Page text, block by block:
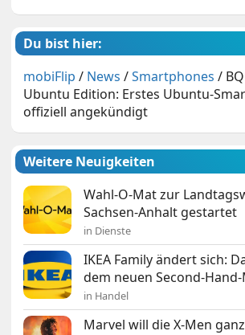
Du bist hier:
mobiFlip / News /Smartphones /
Ubuntu Edition: Erstes Ubuntu-
offiziell angekündigt
Weitere Neuigkeiten
Wahl-O-Mat zur
Sachsen-Anhalt gestartet
in Dienste
IKEA Family ändert sich:
dem neuen Second-
in Handel
Marvel will die X-Men